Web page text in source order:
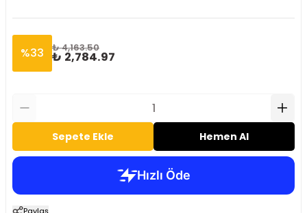
%33 ₺ 4,163.50
₺ 2,784.97
Sepete Ekle Hemen Al